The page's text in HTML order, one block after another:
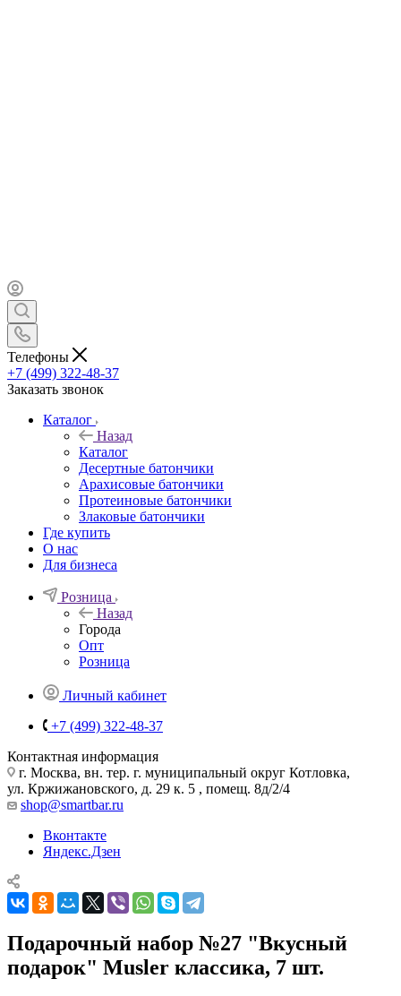
Телефоны
+7 (499) 322-48-37
Заказать звонок
Каталог
Назад
Каталог
Десертные батончики
Арахисовые батончики
Протеиновые батончики
Злаковые батончики
Где купить
О нас
Для бизнеса
Розница
Назад
Города
Опт
Розница
Личный кабинет
+7 (499) 322-48-37
Контактная информация
г. Москва, вн. тер. г. муниципальный округ Котловка,
ул. Кржижановского, д. 29 к. 5 , помещ. 8д/2/4
shop@smartbar.ru
Вконтакте
Яндекс.Дзен
Подарочный набор №27 "Вкусный
подарок" Musler классика, 7 шт.